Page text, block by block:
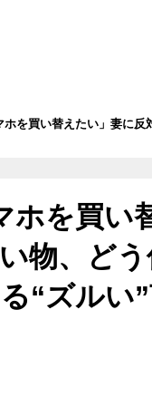
ホを買い替えたい」妻に
ホを買
物、ど
“ズルい